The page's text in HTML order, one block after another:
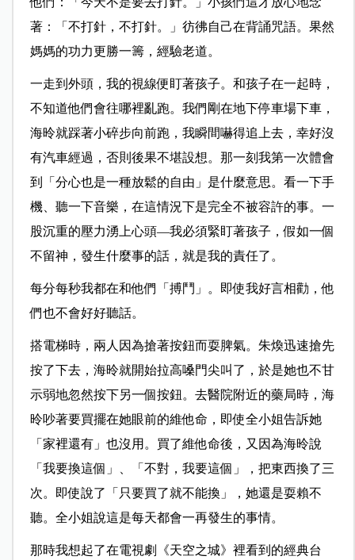
著：「不打針，不打針。」彷彿自己在背誦咒語。果然
媽媽的功力更勝一籌，經驗老道。
一走到外頭，我的視線便盯著孩子。和孩子在一起時，
不知道他們會往哪裡亂跑。我們剛在地下停車場下車，
海昤就踩著小碎步向前跑，我瞬間嚇得追上去，幸好沒
有汽車經過，否則後果不堪設想。那一刻我第一次體會
到「分心也是一種放鬆的自由」是什麼意思。看一下手
機、聽一下音樂，在這情況下是完全不被容許的事。一
股沉重的壓力湧上心頭—我必須緊盯著孩子，假如一個
不留神，發生什麼事的話，就是我的責任了。
每分每秒我都在和他們「搏鬥」。即使我好言相勸，他
們也不會好好聽話。
搭電梯時，兩人因為搶著按鈕而耍脾氣。朱煥迅速搶先
按了下去，海昤就開始拉高嗓門尖叫了，於是她也不甘
示弱地忽然按下另一個按鈕。去醫院附近的藥局時，海
昤吵著要買擺在她眼前的維他命，即使全小姐告訴她
「家裡還有」也沒用。買了維他命後，又因為海昤說
「我要換這個」、「不對，我要這個」，把東西換了三
次。即使說了「只要買了就不能換」，她還是耍賴不
聽。全小姐說這是每天都會一再發生的事情。
那時我想起了在電視劇《天空之城》裡看到的經典台